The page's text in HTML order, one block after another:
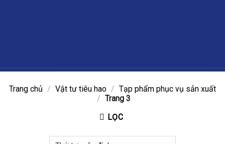
Trang chủ / Vật tư tiêu hao / Tạp phẩm phục vụ sản xuất
/ Trang 3
LỌC